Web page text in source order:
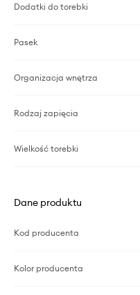
Dodatki do torebki
Pasek
Organizacja wnętrza
Rodzaj zapięcia
Wielkość torebki
Dane produktu
Kod producenta
Kolor producenta